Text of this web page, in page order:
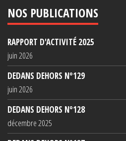
NOS PUBLICATIONS
RAPPORT D'ACTIVITÉ 2025
juin 2026
DEDANS DEHORS N°129
juin 2026
DEDANS DEHORS N°128
décembre 2025